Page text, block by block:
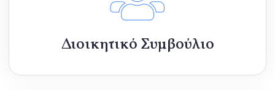
Διοικητικό Συμβούλιο